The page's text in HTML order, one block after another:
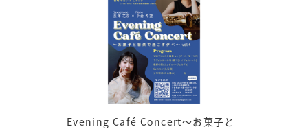
Evening Café Concert〜お菓子と